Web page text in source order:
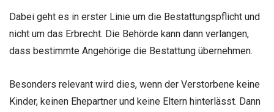
Dabei geht es in erster Linie um die Bestattungspflicht und
nicht um das Erbrecht. Die Behörde kann dann verlangen,
dass bestimmte Angehörige die Bestattung übernehmen.
Besonders relevant wird dies, wenn der Verstorbene keine
Kinder, keinen Ehepartner und keine Eltern hinterlässt. Dann